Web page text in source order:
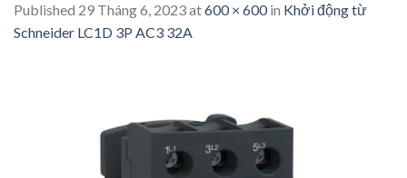
Published 29 Tháng 6, 2023at600 × 600in Khởi động từ
Schneider LC1D 3P AC3 32A